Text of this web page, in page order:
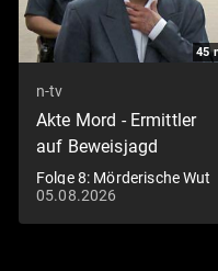
45
n-tv
Akte Mord - Ermittler
auf Beweisjagd
Folge 8: Mörderische Wut
05.08.2026